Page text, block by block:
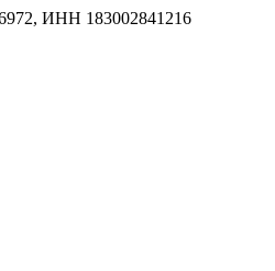
ИНН 183002841216